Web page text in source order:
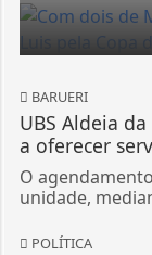
BARUERI
UBS Aldeia
a oferecer
O
unidade,
POLÍTICA